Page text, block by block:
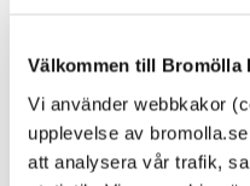
Välkommen till Bromölla
Vi använder webbkakor
upplevelse av
att analysera vår trafik,
Lovskola i
15 February 2018